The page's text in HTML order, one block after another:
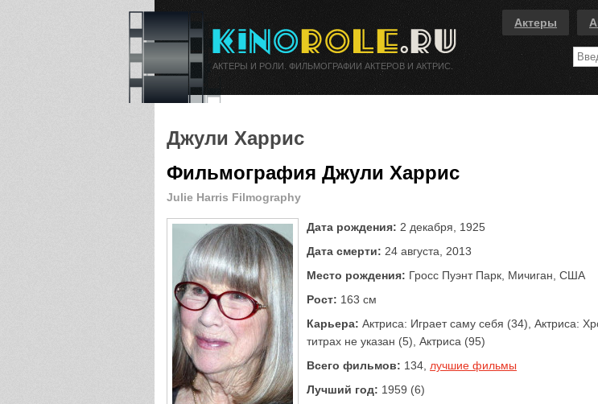
Актеры
Джули Харрис
Фильмография Джули Харрис
Julie Harris Filmography
Дата рождения: 2 декабря, 1925
Дата смерти: 24 августа, 2013
Место рождения: Гросс Пуэнт Парк, Мичиган, США
Рост: 163 см
Карьера: Актриса: Играет саму себя (34), Актриса:
титрах не указан (5), Актриса (95)
Всего фильмов: 134, лучшие фильмы
Лучший год: 1959 (6)
АКТЕРЫ И РОЛИ. ФИЛЬМОГРАФИИ АКТЕРОВ И АКТРИС.